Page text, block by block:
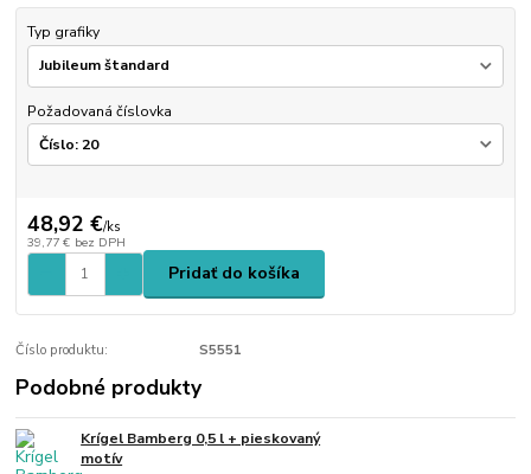
Typ grafiky
Požadovaná číslovka
48,92 €/ks
39,77 € bez DPH
Pridať do košíka
Číslo produktu: S5551
Podobné produkty
Krígel Bamberg 0,5 l + pieskovaný
motív